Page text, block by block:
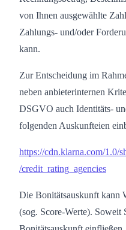
von Ihnen ausgewählte
Zahlungs- und/oder
kann.
Zur Entscheidung im
neben anbieterinternen
DSGVO auch Identitäts-
folgenden Auskunfteien
https://cdn.klarna.com/1.0/
/credit_rating_agencies
Die Bonitätsauskunft kann
(sog. Score-Werte). Soweit